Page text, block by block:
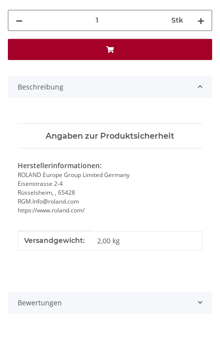
Stk
Beschreibung
Angaben zur Produktsicherheit
Herstellerinformationen:
ROLAND Europe Group Limited Germany
Eisenstrasse 2-4
Rüsselsheim, , 65428
RGM.Info@roland.com
https://www.roland.com/
Produkteigenschaft
Wert
Versandgewicht: 2,00 kg
Bewertungen